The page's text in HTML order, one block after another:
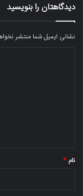
دیدگاهتان را بنویسید
نشانی ایمیل شما منتشر
نام *